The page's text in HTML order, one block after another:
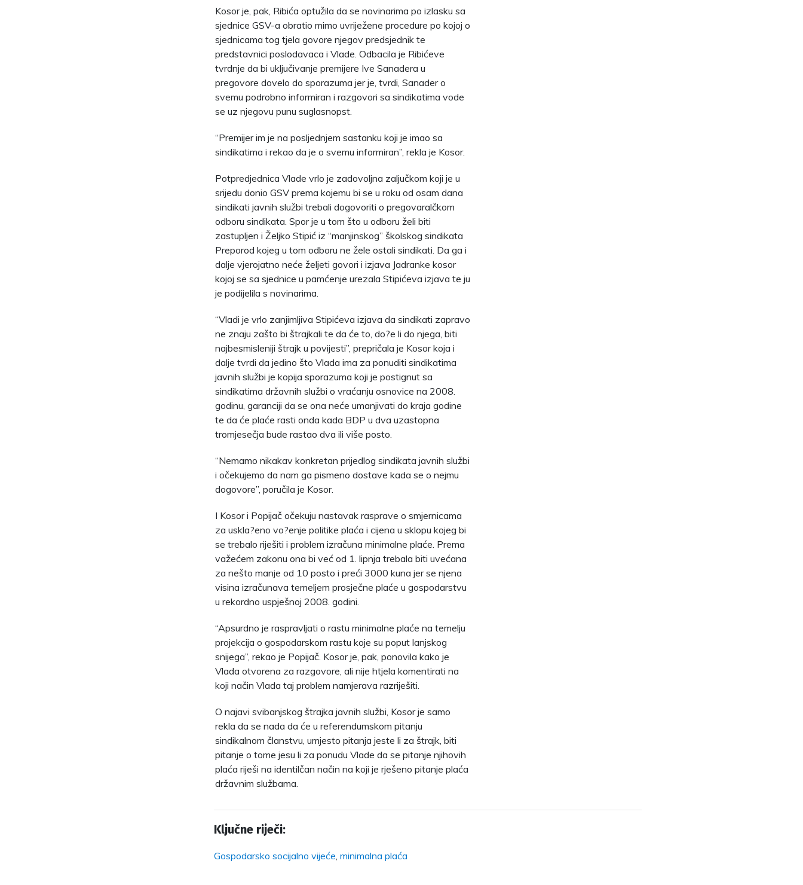
Kosor je, pak, Ribića optužila da se novinarima po izlasku sa
sjednice GSV-a obratio mimo uvriježene procedure po kojoj o
sjednicama tog tjela govore njegov predsjednik te
predstavnici poslodavaca i Vlade. Odbacila je Ribićeve
tvrdnje da bi uključivanje premijere Ive Sanadera u
pregovore dovelo do sporazuma jer je, tvrdi, Sanader o
svemu podrobno informiran i razgovori sa sindikatima vode
se uz njegovu punu suglasnopst.
“Premijer im je na posljednjem sastanku koji je imao sa
sindikatima i rekao da je o svemu informiran”, rekla je Kosor.
Potpredjednica Vlade vrlo je zadovoljna zaljučkom koji je u
srijedu donio GSV prema kojemu bi se u roku od osam dana
sindikati javnih službi trebali dogovoriti o pregovaralčkom
odboru sindikata. Spor je u tom što u odboru želi biti
zastupljen i Željko Stipić iz “manjinskog” školskog sindikata
Preporod kojeg u tom odboru ne žele ostali sindikati. Da ga i
dalje vjerojatno neće željeti govori i izjava Jadranke kosor
kojoj se sa sjednice u pamćenje urezala Stipićeva izjava te ju
je podijelila s novinarima.
“Vladi je vrlo zanjimljiva Stipićeva izjava da sindikati zapravo
ne znaju zašto bi štrajkali te da će to, do?e li do njega, biti
najbesmisleniji štrajk u povijesti”, prepričala je Kosor koja i
dalje tvrdi da jedino što Vlada ima za ponuditi sindikatima
javnih službi je kopija sporazuma koji je postignut sa
sindikatima državnih službi o vraćanju osnovice na 2008.
godinu, garanciji da se ona neće umanjivati do kraja godine
te da će plaće rasti onda kada BDP u dva uzastopna
tromjesečja bude rastao dva ili više posto.
“Nemamo nikakav konkretan prijedlog sindikata javnih službi
i očekujemo da nam ga pismeno dostave kada se o nejmu
dogovore”, poručila je Kosor.
I Kosor i Popijač očekuju nastavak rasprave o smjernicama
za uskla?eno vo?enje politike plaća i cijena u sklopu kojeg bi
se trebalo riješiti i problem izračuna minimalne plaće. Prema
važećem zakonu ona bi već od 1. lipnja trebala biti uvećana
za nešto manje od 10 posto i preći 3000 kuna jer se njena
visina izračunava temeljem prosječne plaće u gospodarstvu
u rekordno uspješnoj 2008. godini.
“Apsurdno je raspravljati o rastu minimalne plaće na temelju
projekcija o gospodarskom rastu koje su poput lanjskog
snijega”, rekao je Popijač. Kosor je, pak, ponovila kako je
Vlada otvorena za razgovore, ali nije htjela komentirati na
koji način Vlada taj problem namjerava razriješiti.
O najavi svibanjskog štrajka javnih službi, Kosor je samo
rekla da se nada da će u referendumskom pitanju
sindikalnom članstvu, umjesto pitanja jeste li za štrajk, biti
pitanje o tome jesu li za ponudu Vlade da se pitanje njihovih
plaća riješi na identilčan način na koji je rješeno pitanje plaća
državnim službama.
Ključne riječi:
Gospodarsko socijalno vijeće, minimalna plaća